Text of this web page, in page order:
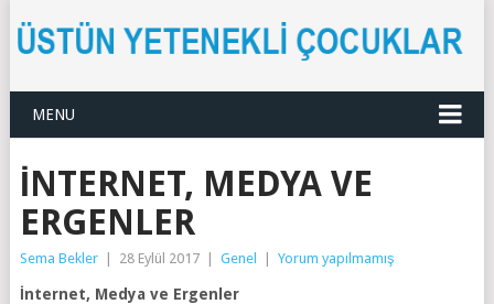
MENU
İNTERNET, MEDYA VE
ERGENLER
Sema Bekler 28 Eylül 2017 Genel Yorum yapılmamış
İnternet, Medya ve Ergenler